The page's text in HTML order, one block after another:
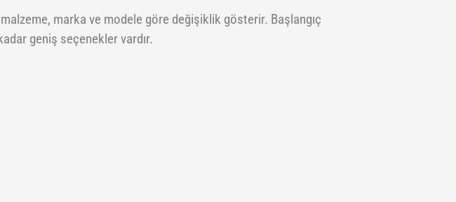
marka ve modele göre değişiklik gösterir. Başlangıç
geniş seçenekler vardır.